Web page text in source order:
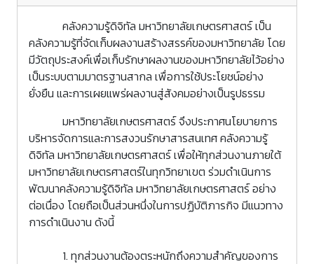
คลังความรู้ดิจิทัล มหาวิทยาลัยเกษตรศาสตร์ เป็น
คลังความรู้ที่จัดเก็บผลงานสร้างสรรค์ของมหาวิทยาลัย โดย
มีวัตถุประสงค์เพื่อเก็บรักษาผลงานของมหาวิทยาลัยไว้อย่าง
เป็นระบบตามมาตรฐานสากล เพื่อการใช้ประโยชน์อย่าง
ยั่งยืน และการเผยแพร่ผลงานสู่สังคมอย่างเป็นรูปธรรม
มหาวิทยาลัยเกษตรศาสตร์ จึงประกาศนโยบายการ
บริหารจัดการและการสงวนรักษาสารสนเทศ คลังความรู้
ดิจิทัล มหาวิทยาลัยเกษตรศาสตร์ เพื่อให้ทุกส่วนงานภายใต้
มหาวิทยาลัยเกษตรศาสตร์ในทุกวิทยาเขต ร่วมดำเนินการ
พัฒนาคลังความรู้ดิจิทัล มหาวิทยาลัยเกษตรศาสตร์ อย่าง
ต่อเนื่อง โดยถือเป็นส่วนหนึ่งในการปฏิบัติภารกิจ มีแนวทาง
การดำเนินงาน ดังนี้
1. ทุกส่วนงานต้องตระหนักถึงความสำคัญของการ